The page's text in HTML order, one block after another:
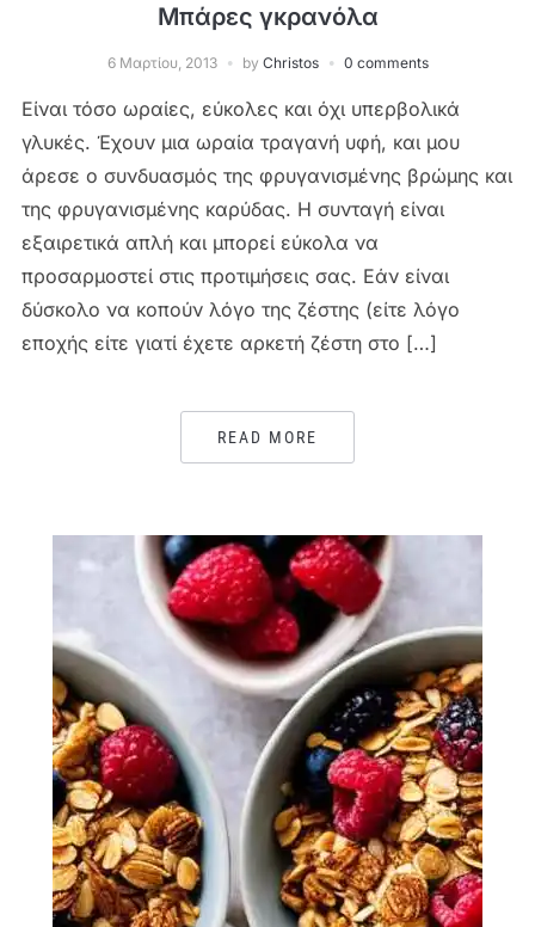
Μπάρες γκρανόλα
6 Μαρτίου, 2013 by Christos 0 comments
Είναι τόσο ωραίες, εύκολες και όχι υπερβολικά
γλυκές. Έχουν μια ωραία τραγανή υφή, και μου
άρεσε ο συνδυασμός της φρυγανισμένης βρώμης και
της φρυγανισμένης καρύδας. Η συνταγή είναι
εξαιρετικά απλή και μπορεί εύκολα να
προσαρμοστεί στις προτιμήσεις σας. Εάν είναι
δύσκολο να κοπούν λόγο της ζέστης (είτε λόγο
εποχής είτε γιατί έχετε αρκετή ζέστη στο […]
READ MORE